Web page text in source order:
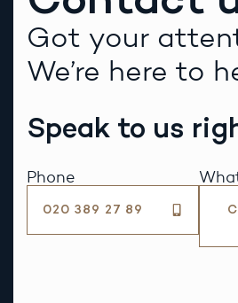
Got your
We’re here to
Speak to us
Phone
020 389 27 89